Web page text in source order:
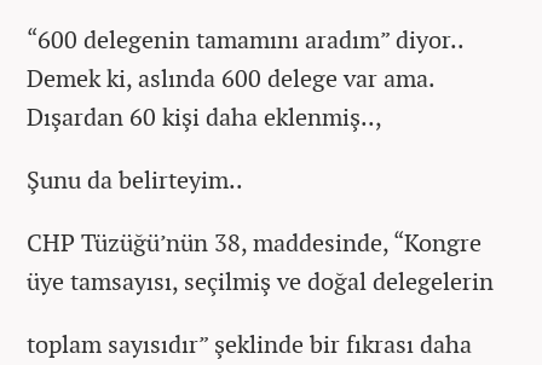
“600 delegenin tamamını aradım” diyor..
Demek ki, aslında 600 delege var ama.
Dışardan 60 kişi daha eklenmiş..,
Şunu da belirteyim..
CHP Tüzüğü’nün 38, maddesinde, “Kongre
üye tamsayısı, seçilmiş ve doğal delegelerin
toplam sayısıdır” şeklinde bir fıkrası daha